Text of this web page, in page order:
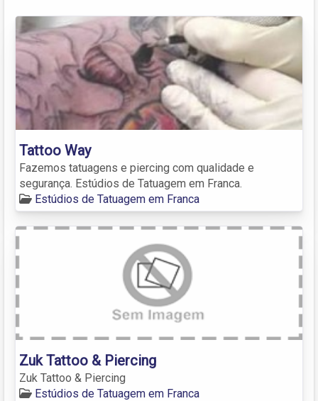
Tattoo Way
Fazemos tatuagens e piercing com qualidade e
segurança. Estúdios de Tatuagem em Franca.
Estúdios de Tatuagem em Franca
Zuk Tattoo & Piercing
Zuk Tattoo & Piercing
Estúdios de Tatuagem em Franca